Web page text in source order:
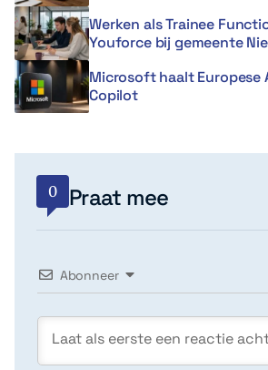
Werken als Trainee
Youforce bij gemeente
Microsoft haalt Europese
Copilot
0 Praat mee
Abonneer